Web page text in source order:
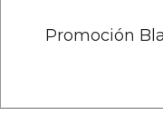
Promoción